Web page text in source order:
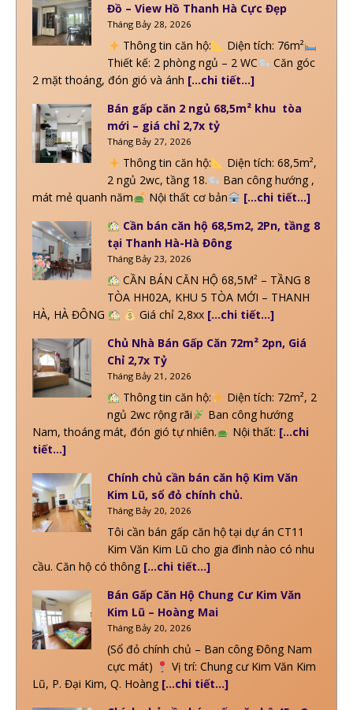
Đồ – View Hồ Thanh Hà Cực Đẹp
Tháng Bảy 28, 2026
Thông tin căn hộ:
Diện tích: 76m²
Thiết kế: 2 phòng ngủ – 2 WC
Căn góc
2 mặt thoáng, đón gió và ánh […chi tiết…]
Bán gấp căn 2 ngủ 68,5m² khu tòa
mới – giá chỉ 2,7x tỷ
Tháng Bảy 27, 2026
Thông tin căn hộ:
Diện tích: 68,5m²,
2 ngủ 2wc, tầng 18.
Ban công hướng ,
mát mẻ quanh năm
Nội thất cơ bản
[…chi tiết…]
Cần bán căn hộ 68,5m2, 2Pn, tầng 8
tại Thanh Hà-Hà Đông
Tháng Bảy 23, 2026
CẦN BÁN CĂN HỘ 68,5M² – TẦNG 8
TÒA HH02A, KHU 5 TÒA MỚI – THANH
HÀ, HÀ ĐÔNG
Giá chỉ 2,8xx […chi tiết…]
Chủ Nhà Bán Gấp Căn 72m² 2pn, Giá
Chỉ 2,7x Tỷ
Tháng Bảy 21, 2026
Thông tin căn hộ:
Diện tích: 72m², 2
ngủ 2wc rộng rãi
Ban công hướng
Nam, thoáng mát, đón gió tự nhiên.
Nội thất: […chi
tiết…]
Chính chủ cần bán căn hộ Kim Văn
Kim Lũ, sổ đỏ chính chủ.
Tháng Bảy 20, 2026
Tôi cần bán gấp căn hộ tại dự án CT11
Kim Văn Kim Lũ cho gia đình nào có nhu
cầu. Căn hộ có thông […chi tiết…]
Bán Gấp Căn Hộ Chung Cư Kim Văn
Kim Lũ – Hoàng Mai
Tháng Bảy 20, 2026
(Sổ đỏ chính chủ – Ban công Đông Nam
cực mát)
Vị trí: Chung cư Kim Văn Kim
Lũ, P. Đại Kim, Q. Hoàng […chi tiết…]